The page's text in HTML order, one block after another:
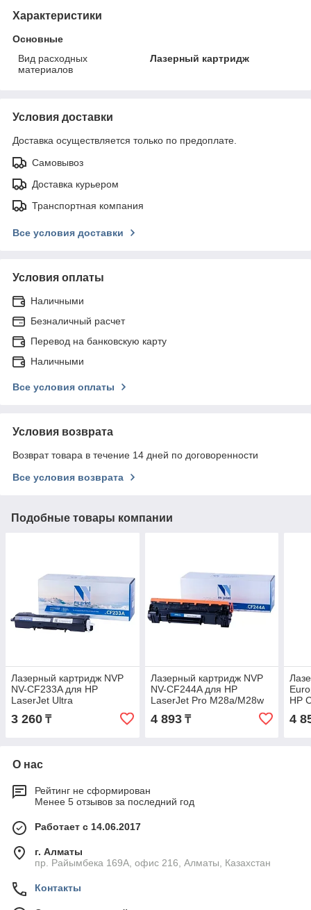
Характеристики
Основные
Вид расходных
материалов
Лазерный картридж
Условия доставки
Доставка осуществляется только по предоплате.
Самовывоз
Доставка курьером
Транспортная компания
Все условия доставки
Условия оплаты
Наличными
Безналичный расчет
Перевод на банковскую карту
Наличными
Все условия оплаты
Условия возврата
Возврат товара в течение 14 дней по договоренности
Все условия возврата
Подобные товары компании
Лазерный картридж NVP
NV-CF233A для HP
LaserJet Ultra
M134a/M134fn/M106w
3 260 ₸
Лазерный картридж NVP
NV-CF244A для HP
LaserJet Pro M28a/M28w
4 893₸
HP
4
О нас
Рейтинг не сформирован
Менее 5 отзывов за последний год
Работает с 14.06.2017
г. Алматы
пр. Райымбека 169А, офис 216, Алматы, Казахстан
Контакты